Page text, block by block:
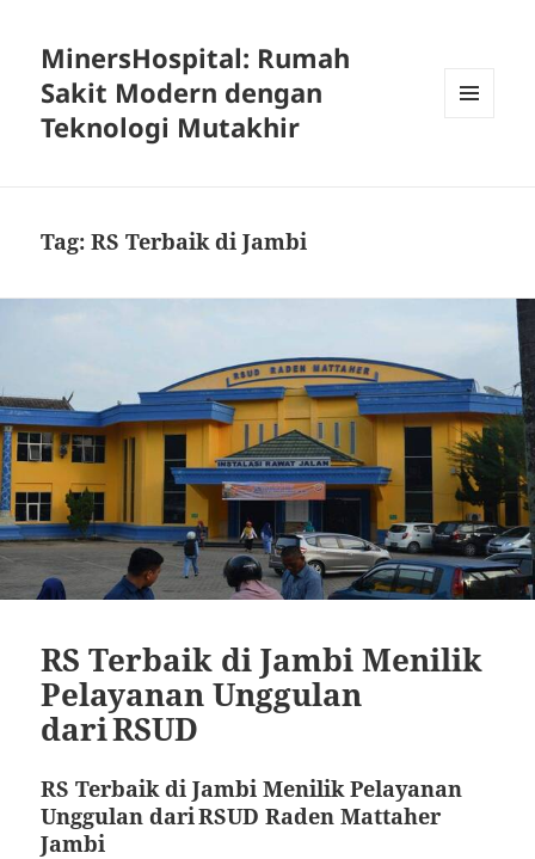
MinersHospital: Rumah
Sakit Modern dengan
Teknologi Mutakhir
Tag:RS Terbaik di Jambi
RS Terbaik di Jambi Menilik
Pelayanan Unggulan
dari RSUD
RS Terbaik di Jambi Menilik Pelayanan
Unggulan dari RSUD Raden Mattaher
Jambi